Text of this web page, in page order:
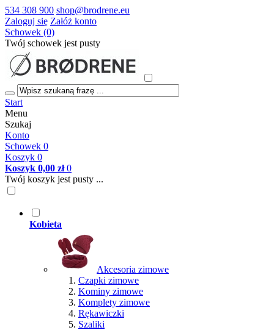
534 308 900 shop@brodrene.eu
Zaloguj się Załóż konto
Schowek (0)
Twój schowek jest pusty
Start
Menu
Szukaj
Konto
Schowek 0
Koszyk 0
Koszyk 0,00 zł 0
Twój koszyk jest pusty ...
Kobieta
Akcesoria zimowe
Czapki zimowe
Kominy zimowe
Komplety zimowe
Rękawiczki
Szaliki